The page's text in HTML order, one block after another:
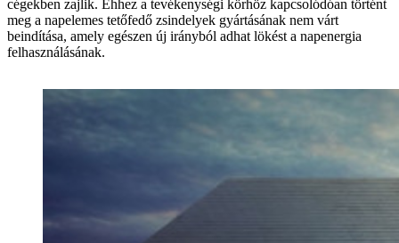
cégekben zajlik. Ehhez a tevékenységi körhöz kapcsolódóan történt
meg a napelemes tetőfedő zsindelyek gyártásának nem várt
beindítása, amely egészen új irányból adhat lökést a napenergia
felhasználásának.